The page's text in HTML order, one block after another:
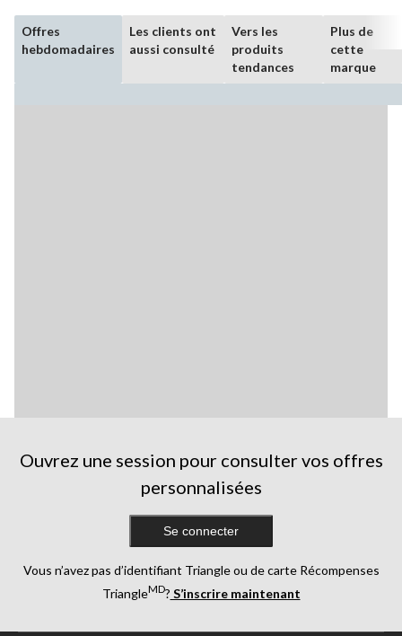
Offres
hebdomadaires
Les clients ont
aussi consulté
Vers les
produits
tendances
Plus de
cette
marque
Ouvrez une session pour consulter vos offres
personnalisées
Se connecter
Vous n’avez pas d’identifiant Triangle ou de carte Récompenses
TriangleMD? S’inscrire maintenant